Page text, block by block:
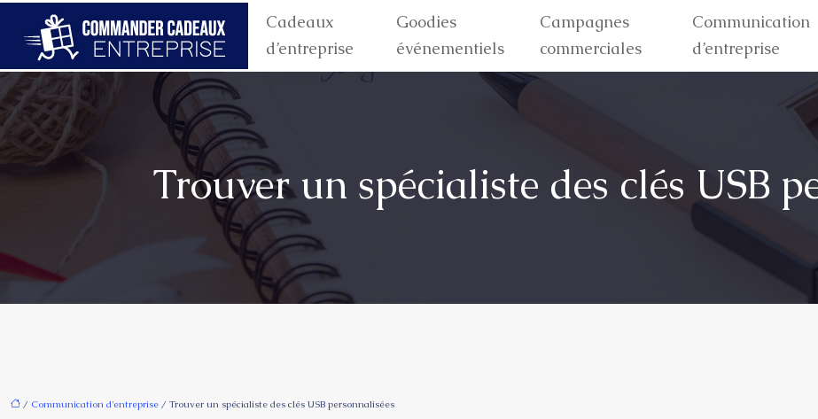
Cadeaux
d’entreprise
Goodies
événementiels
Campagnes
commerciales
Communication
d’entreprise
Trouver un spécialiste des clés USB
/ Communication d'entreprise / Trouver un spécialiste des clés USB personnalisées